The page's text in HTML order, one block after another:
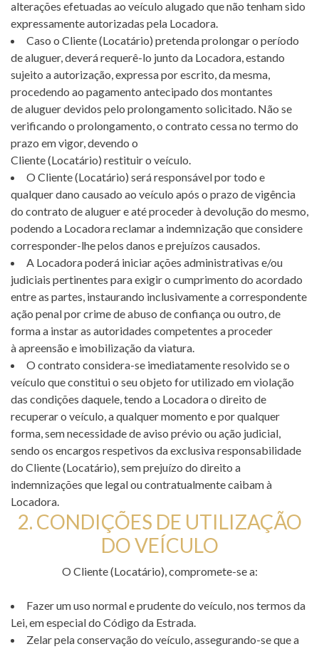
alterações efetuadas ao veículo alugado que não tenham sido
expressamente autorizadas pela Locadora.
Caso o Cliente (Locatário) pretenda prolongar o período
de aluguer, deverá requerê-lo junto da Locadora, estando
sujeito a autorização, expressa por escrito, da mesma,
procedendo ao pagamento antecipado dos montantes
de aluguer devidos pelo prolongamento solicitado. Não se
verificando o prolongamento, o contrato cessa no termo do
prazo em vigor, devendo o
Cliente (Locatário) restituir o veículo.
O Cliente (Locatário) será responsável por todo e
qualquer dano causado ao veículo após o prazo de vigência
do contrato de aluguer e até proceder à devolução do mesmo,
podendo a Locadora reclamar a indemnização que considere
corresponder-lhe pelos danos e prejuízos causados.
A Locadora poderá iniciar ações administrativas e/ou
judiciais pertinentes para exigir o cumprimento do acordado
entre as partes, instaurando inclusivamente a correspondente
ação penal por crime de abuso de confiança ou outro, de
forma a instar as autoridades competentes a proceder
à apreensão e imobilização da viatura.
O contrato considera-se imediatamente resolvido se o
veículo que constitui o seu objeto for utilizado em violação
das condições daquele, tendo a Locadora o direito de
recuperar o veículo, a qualquer momento e por qualquer
forma, sem necessidade de aviso prévio ou ação judicial,
sendo os encargos respetivos da exclusiva responsabilidade
do Cliente (Locatário), sem prejuízo do direito a
indemnizações que legal ou contratualmente caibam à
Locadora.
2. CONDIÇÕES DE UTILIZAÇÃO
DO VEÍCULO
O Cliente (Locatário), compromete-se a:
Fazer um uso normal e prudente do veículo, nos termos da
Lei, em especial do Código da Estrada.
Zelar pela conservação do veículo, assegurando-se que a